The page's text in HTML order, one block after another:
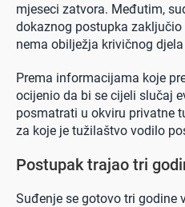
mjeseci zatvora. Međutim,
dokaznog postupka
nema obilježja krivičnog
Prema informacijama koje
ocijenio da bi se cijeli slučaj
posmatrati u okviru privatne
za koje je tužilaštvo vodilo
Postupak trajao tri
Suđenje se gotovo tri godine